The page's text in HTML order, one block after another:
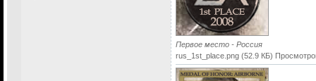
Первое место - Россия
rus_1st_place.png (52.9 КБ)